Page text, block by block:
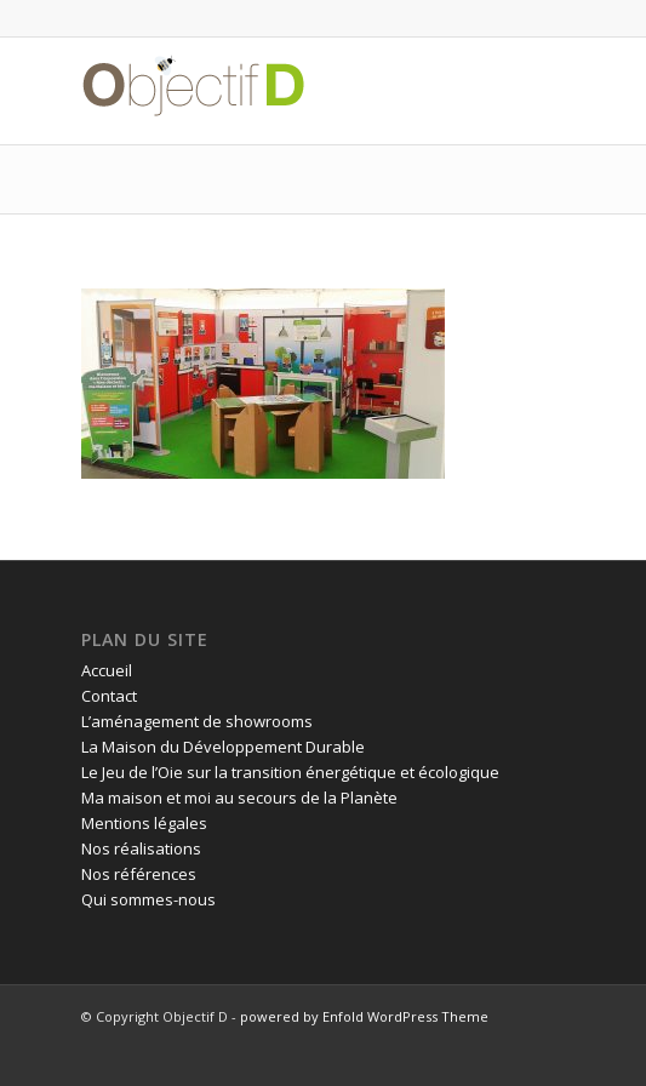
PLAN DU SITE
Accueil
Contact
L’aménagement de showrooms
La Maison du Développement Durable
Le Jeu de l’Oie sur la transition énergétique et écologique
Ma maison et moi au secours de la Planète
Mentions légales
Nos réalisations
Nos références
Qui sommes-nous
© Copyright Objectif D - powered by Enfold WordPress Theme